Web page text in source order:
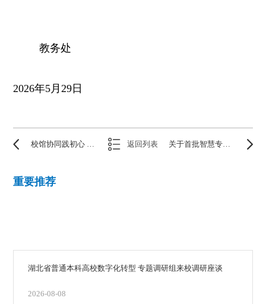
教务处
2026年5月29日
校馆协同践初心 光影育人润童心——我校教师受邀担任“荆楚影鉴・光影阅读”专场光影讲述人 返回列表 关于首批智慧专业、智慧课程建设试点入选名单的公示
重要推荐
湖北省普通本科高校数字化转型 专题调研组来校调研座谈
2026-08-08